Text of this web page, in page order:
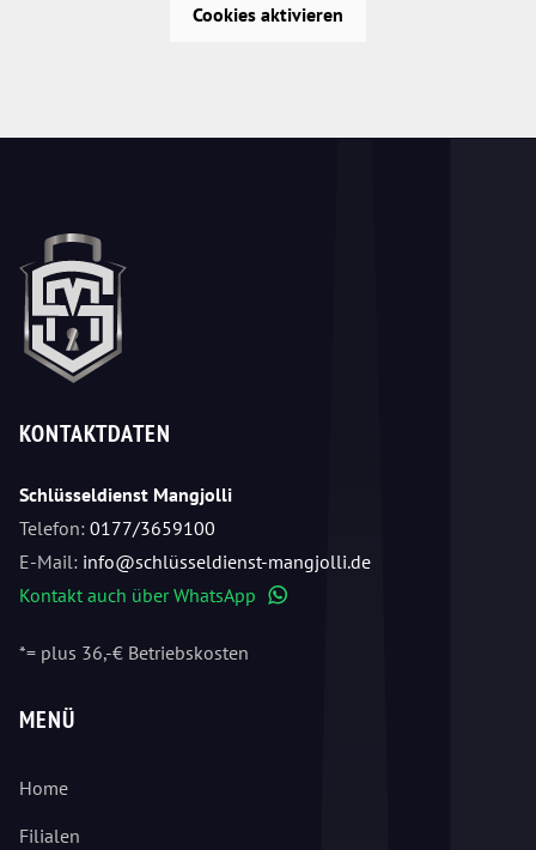
Cookies aktivieren
KONTAKTDATEN
Schlüsseldienst Mangjolli
Telefon: 0177/3659100
E-Mail: info@schlüsseldienst-mangjolli.de
Kontakt auch über WhatsApp
*= plus 36,-€ Betriebskosten
MENÜ
Home
Filialen